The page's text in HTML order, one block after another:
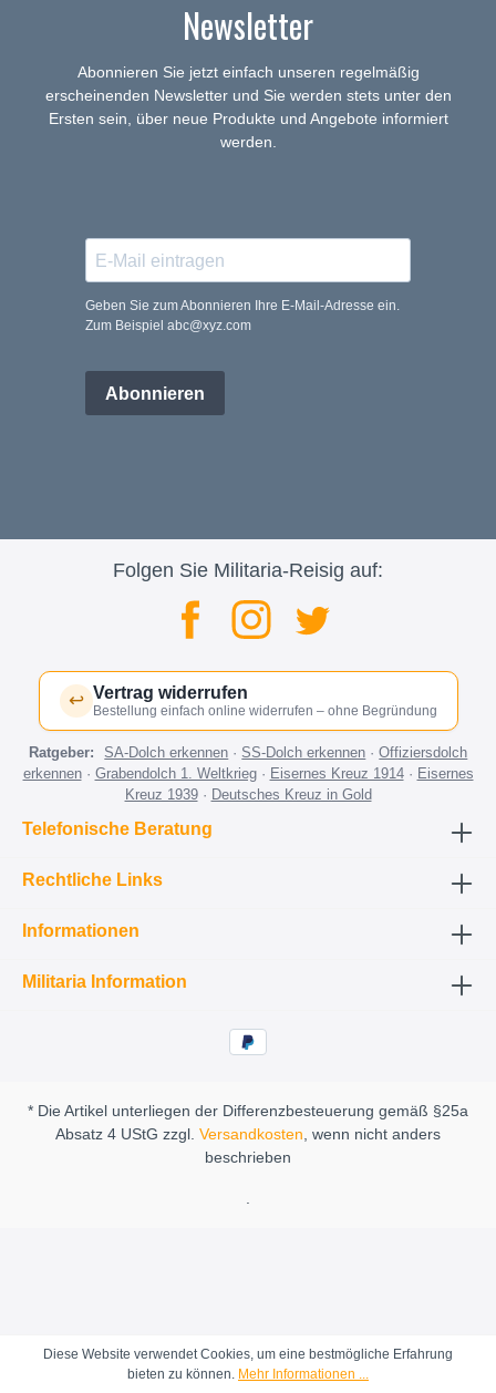
Newsletter
Abonnieren Sie jetzt einfach unseren regelmäßig
erscheinenden Newsletter und Sie werden stets unter den
Ersten sein, über neue Produkte und Angebote informiert
werden.
Geben Sie zum Abonnieren Ihre E-Mail-Adresse ein.
Zum Beispiel abc@xyz.com
Abonnieren
Folgen Sie Militaria-Reisig auf:
↩ Vertrag widerrufen
Bestellung einfach online widerrufen – ohne Begründung
Ratgeber: SA-Dolch erkennen ·SS-Dolch erkennen ·Offiziersdolch
erkennen· Grabendolch 1. Weltkrieg· Eisernes Kreuz 1914· Eisernes
Kreuz 1939· Deutsches Kreuz in Gold
Telefonische Beratung
Rechtliche Links
Informationen
Militaria Information
* Die Artikel unterliegen der Differenzbesteuerung gemäß §25a
Absatz 4 UStG zzgl. Versandkosten, wenn nicht anders
beschrieben
.
Diese Website verwendet Cookies, um eine bestmögliche Erfahrung
bieten zu können. Mehr Informationen ...